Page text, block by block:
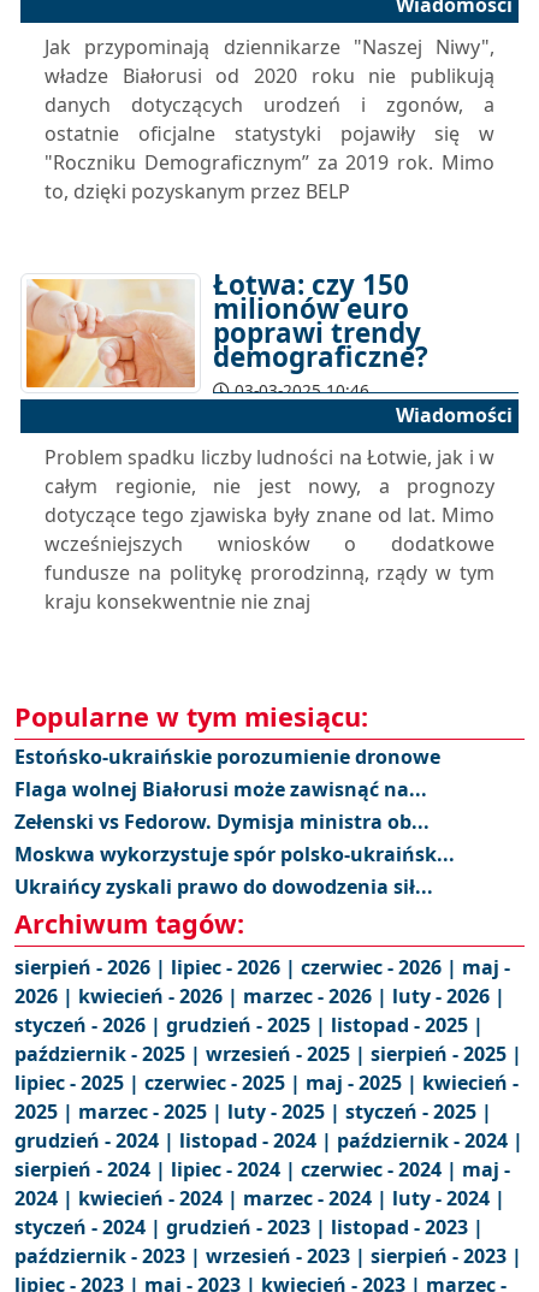
Jak przypominają dziennikarze "Naszej Niwy",
władze Białorusi od 2020 roku nie publikują
danych dotyczących urodzeń i zgonów, a
ostatnie oficjalne statystyki pojawiły się w
"Roczniku Demograficznym” za 2019 rok. Mimo
to, dzięki pozyskanym przez BELP
Łotwa: czy 150
milionów euro
poprawi trendy
demograficzne?
03-03-2025 10:46
Wiadomości
Problem spadku liczby ludności na Łotwie, jak i w
całym regionie, nie jest nowy, a prognozy
dotyczące tego zjawiska były znane od lat. Mimo
wcześniejszych wniosków o dodatkowe
fundusze na politykę prorodzinną, rządy w tym
kraju konsekwentnie nie znaj
Popularne w tym miesiącu:
Estońsko-ukraińskie porozumienie dronowe
Flaga wolnej Białorusi może zawisnąć na...
Zełenski vs Fedorow. Dymisja ministra ob...
Moskwa wykorzystuje spór polsko-ukraińsk...
Ukraińcy zyskali prawo do dowodzenia sił...
Archiwum tagów:
sierpień - 2026 | lipiec - 2026 | czerwiec - 2026 | maj -
2026 | kwiecień - 2026 | marzec - 2026 | luty - 2026 |
styczeń - 2026 | grudzień - 2025 | listopad - 2025 |
październik - 2025 | wrzesień - 2025 | sierpień - 2025 |
lipiec - 2025 | czerwiec - 2025 | maj - 2025 | kwiecień -
2025 | marzec - 2025 | luty - 2025 | styczeń - 2025 |
grudzień - 2024 | listopad - 2024 | październik - 2024 |
sierpień - 2024 | lipiec - 2024 | czerwiec - 2024 | maj -
2024 | kwiecień - 2024 | marzec - 2024 | luty - 2024 |
styczeń - 2024 | grudzień - 2023 | listopad - 2023 |
październik - 2023 | wrzesień - 2023 | sierpień - 2023 |
lipiec - 2023 | maj - 2023 | kwiecień - 2023 | marzec -